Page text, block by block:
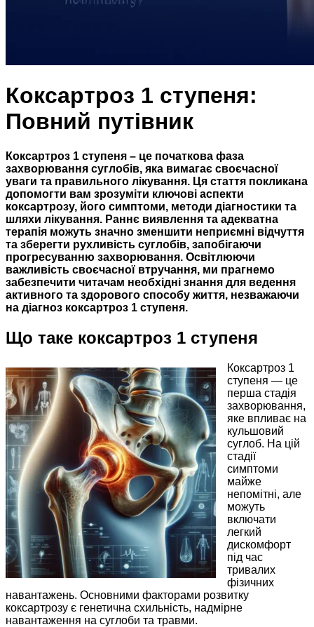
Коксартроз 1 ступеня:
Повний путівник
Коксартроз 1 ступеня – це початкова фаза
захворювання суглобів, яка вимагає своєчасної
уваги та правильного лікування. Ця стаття покликана
допомогти вам зрозуміти ключові аспекти
коксартрозу, його симптоми, методи діагностики та
шляхи лікування. Раннє виявлення та адекватна
терапія можуть значно зменшити неприємні відчуття
та зберегти рухливість суглобів, запобігаючи
прогресуванню захворювання. Освітлюючи
важливість своєчасної втручання, ми прагнемо
забезпечити читачам необхідні знання для ведення
активного та здорового способу життя, незважаючи
на діагноз коксартроз 1 ступеня.
Що таке коксартроз 1 ступеня
Коксартроз 1
ступеня — це
перша стадія
захворювання,
яке впливає на
кульшовий
суглоб. На цій
стадії
симптоми
майже
непомітні, але
можуть
включати
легкий
дискомфорт
під час
тривалих
фізичних
навантажень. Основними факторами розвитку
коксартрозу є генетична схильність, надмірне
навантаження на суглоби та травми.